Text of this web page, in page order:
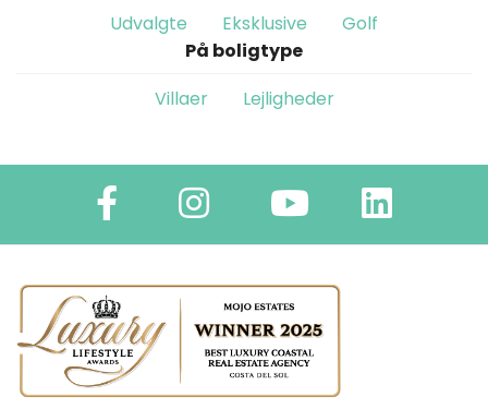
Udvalgte
Eksklusive
Golf
På boligtype
Villaer
Lejligheder